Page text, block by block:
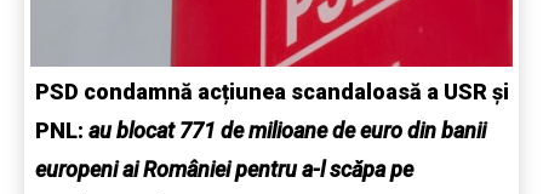
PSD condamnă acțiunea scandaloasă a USR și
PNL: au blocat 771 de milioane de euro din banii
europeni ai României pentru a-l scăpa pe